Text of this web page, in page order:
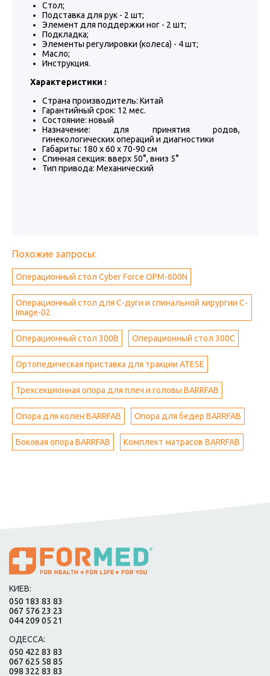
Стол;
Подставка для рук - 2 шт;
Элемент для поддержки ног - 2 шт;
Подкладка;
Элементы регулировки (колеса) - 4 шт;
Масло;
Инструкция.
Характеристики :
Страна производитель: Китай
Гарантийный срок: 12 мес.
Состояние: новый
Назначение: для принятия родов,
гинекологических операций и диагностики
Габариты: 180 х 60 х 70-90 см
Спинная секция: вверх 50°, вниз 5°
Тип привода: Механический
Похожие запросы:
Операционный стол Cyber ​​Force OPM-600N
Операционный стол для C-дуги и спинальной хирургии C-
Image-02
Операционный стол 300В Операционный стол 300C
Ортопедическая приставка для тракции ATESE
Трехсекционная опора для плеч и головы BARRFAB
Опора для колен BARRFAB Опора для бедер BARRFAB
Боковая опора BARRFAB Комплект матрасов BARRFAB
КИЕВ:
050 183 83 83
067 576 23 23
044 209 05 21
ОДЕССА:
050 422 83 83
067 625 58 85
098 322 83 83